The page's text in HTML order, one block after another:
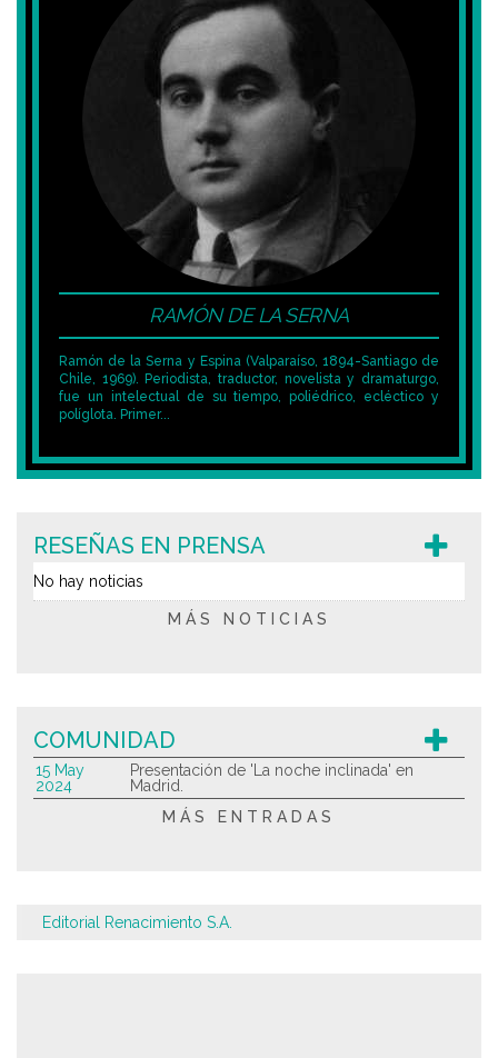
RAMÓN DE LA SERNA
Ramón de la Serna y Espina (Valparaíso, 1894-Santiago de
Chile, 1969). Periodista, traductor, novelista y dramaturgo,
fue un intelectual de su tiempo, poliédrico, ecléctico y
políglota. Primer...
RESEÑAS EN PRENSA
No hay noticias
MÁS NOTICIAS
COMUNIDAD
15 May
2024
Presentación de 'La noche inclinada' en
Madrid.
MÁS ENTRADAS
Editorial Renacimiento S.A.